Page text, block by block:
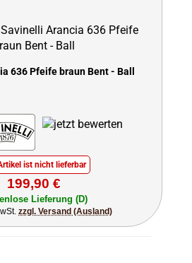
636 Pfeife braun Bent - Ball
ist nicht lieferbar
199,90 €
Lieferung (D)
zzgl. Versand (Ausland)